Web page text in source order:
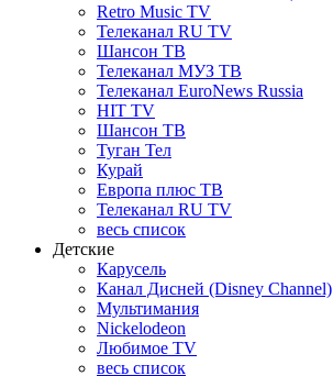
Retro Music TV
Телеканал RU TV
Шансон ТВ
Телеканал МУЗ ТВ
Телеканал EuroNews Russia
HIT TV
Шансон ТВ
Туган Тел
Курай
Европа плюс ТВ
Телеканал RU TV
весь список
Детские
Карусель
Канал Дисней (Disney Channel)
Мультимания
Nickelodeon
Любимое TV
весь список